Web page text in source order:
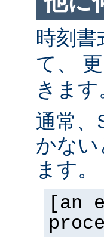
時刻書
て、
きます
通常
かな
ます。
[an